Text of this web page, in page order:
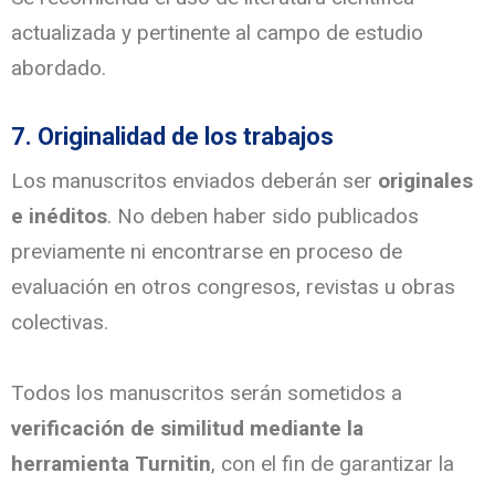
actualizada y pertinente al campo de estudio
abordado.
7. Originalidad de los trabajos
Los manuscritos enviados deberán ser originales
e inéditos. No deben haber sido publicados
previamente ni encontrarse en proceso de
evaluación en otros congresos, revistas u obras
colectivas.
Todos los manuscritos serán sometidos a
verificación de similitud mediante la
herramienta Turnitin, con el fin de garantizar la